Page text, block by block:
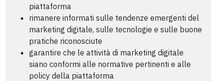
piattaforma
rimanere informati sulle tendenze emergenti del
marketing digitale, sulle tecnologie e sulle buone
pratiche riconosciute
garantire che le attività di marketing digitale
siano conformi alle normative pertinenti e alle
policy della piattaforma